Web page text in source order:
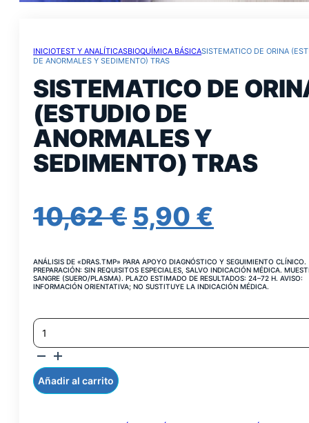
INICIOTEST Y ANALÍTICASBIOQUÍMICA BÁSICASISTEMATICO DE ORINA
DE ANORMALES Y SEDIMENTO) TRAS
SISTEMATICO DE
(ESTUDIO DE
ANORMALES Y
SEDIMENTO) TRAS
10,62€ EL
ORIGINAL
10,62 €.
5,90 €
5,90 €.
ANÁLISIS DE «DRAS.TMP» PARA APOYO DIAGNÓSTICO Y SEGUIMIENTO CLÍNICO.
PREPARACIÓN: SIN REQUISITOS ESPECIALES, SALVO INDICACIÓN MÉDICA.
SANGRE (SUERO/PLASMA). PLAZO ESTIMADO DE RESULTADOS: 24–72 H. AVISO:
INFORMACIÓN ORIENTATIVA; NO SUSTITUYE LA INDICACIÓN MÉDICA.
SISTEMATICO
DE
ORINA
(ESTUDIO
DE
ANORMALES
Añadir al carrito